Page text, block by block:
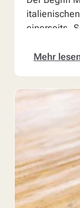
einerseits
Mehr